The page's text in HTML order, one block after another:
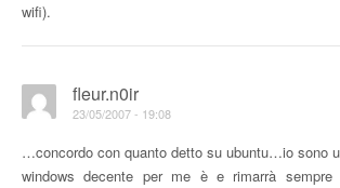
wifi).
fleur.n0ir
23/05/2007 - 19:08
…concordo con quanto detto su ubuntu…io sono
windows decente per me è e rimarrà